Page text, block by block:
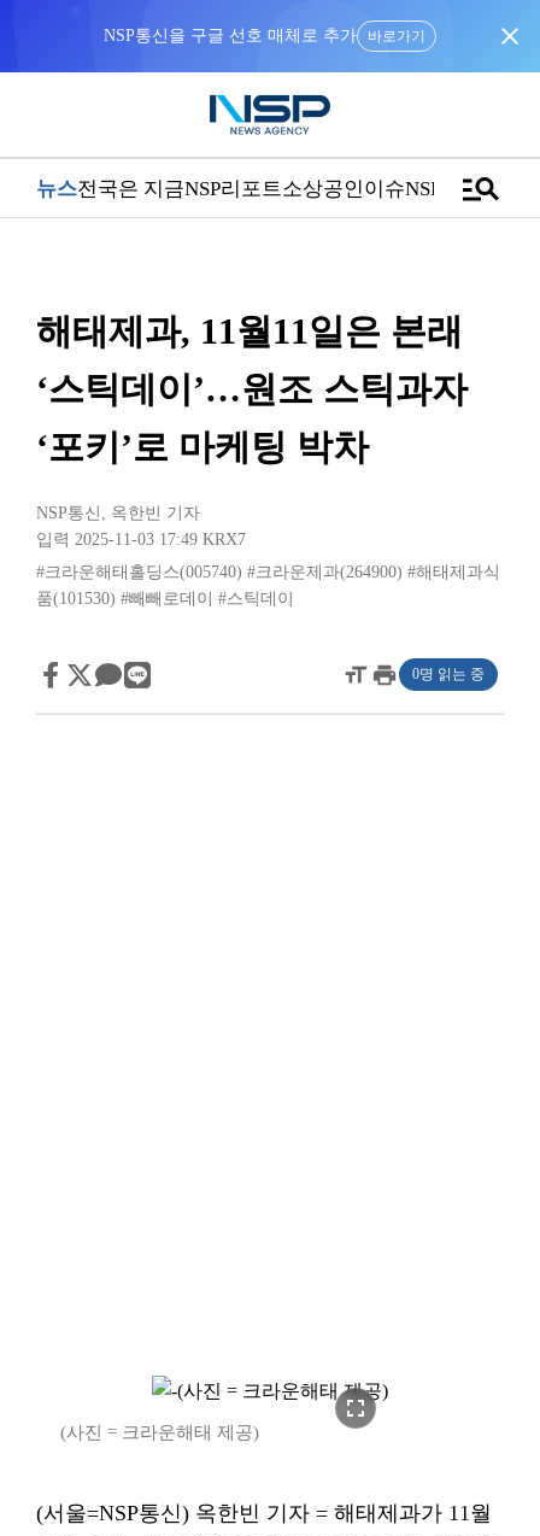
바로가기 close
뉴스전국은 지금NSP리포트소상공인이슈NSPTVmanage_search
해태제과, 11월11일은 본래
‘스틱데이’…원조 스틱과자
‘포키’로 마케팅 박차
NSP통신 , 옥한빈 기자
입력 2025-11-03 17:49 KRX7
#크라운해태홀딩스(005740) #크라운제과(264900) #해태제과식
품(101530) #빼빼로데이 #스틱데이
format_sizeprint 0명 읽는 중
fullscreen
(사진 = 크라운해태 제공)
(서울=NSP통신) 옥한빈 기자 = 해태제과가 11월